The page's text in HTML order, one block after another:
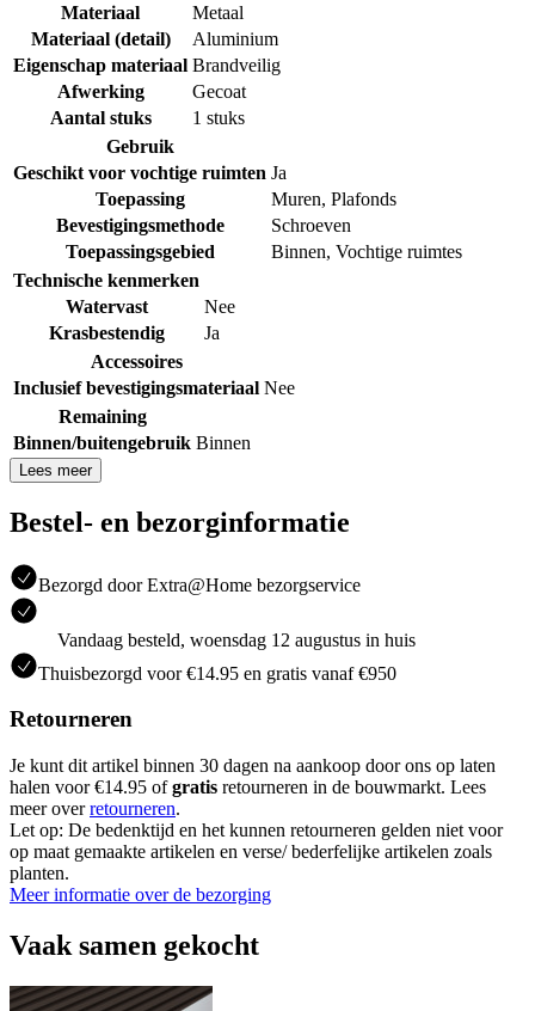
Materiaal
Metaal
Materiaal (detail)
Aluminium
Eigenschap materiaal Brandveilig
Afwerking
Gecoat
Aantal stuks
1 stuks
Gebruik
Geschikt voor vochtige ruimten Ja
Toepassing
Muren, Plafonds
Bevestigingsmethode
Schroeven
Toepassingsgebied
Binnen, Vochtige ruimtes
Technische kenmerken
Watervast
Nee
Krasbestendig
Ja
Accessoires
Inclusief bevestigingsmateriaal Nee
Remaining
Binnen/buitengebruik Binnen
Lees meer
Bestel- en bezorginformatie
Bezorgd door Extra@Home bezorgservice
Vandaag besteld, woensdag 12 augustus in huis
Thuisbezorgd voor €14.95 en gratis vanaf €950
Retourneren
Je kunt dit artikel binnen 30 dagen na aankoop door ons op laten
halen voor €14.95 ofgratis retourneren in de bouwmarkt. Lees
meer overretourneren.
Let op: De bedenktijd en het kunnen retourneren gelden niet voor
op maat gemaakte artikelen en verse/ bederfelijke artikelen zoals
planten.
Meer informatie over de bezorging
Vaak samen gekocht